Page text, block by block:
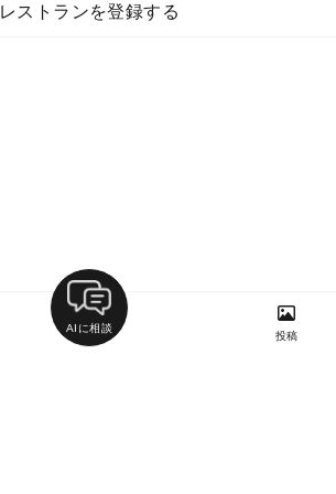
レストランを登録する
AIに相談
投稿